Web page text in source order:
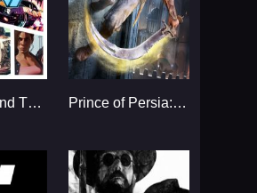
GTA 6 / Grand Theft Auto VI Prince of Persia: The Sands